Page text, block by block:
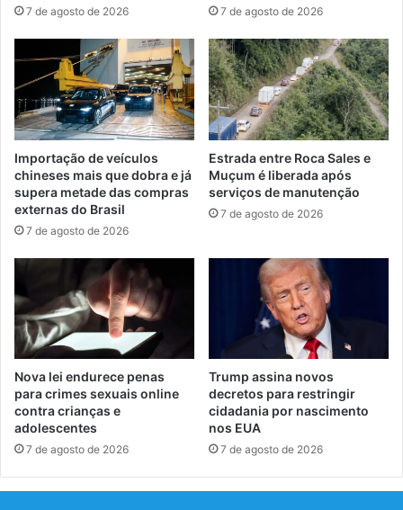
7 de agosto de 2026 7 de agosto de 2026
Importação de veículos
chineses mais que dobra e já
supera metade das compras
externas do Brasil
7 de agosto de 2026
Estrada entre Roca Sales e
Muçum é liberada após
serviços de manutenção
7 de agosto de 2026
Nova lei endurece penas
para crimes sexuais online
contra crianças e
adolescentes
7 de agosto de 2026
Trump assina novos
decretos para restringir
cidadania por nascimento
nos EUA
7 de agosto de 2026